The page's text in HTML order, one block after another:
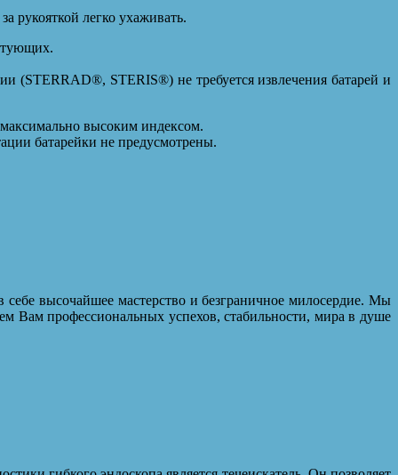
рукояткой легко ухаживать.
(STERRAD®, STERIS®) не требуется извлечения батарей и
высоким индексом.
батарейки не предусмотрены.
высочайшее мастерство и безграничное милосердие. Мы
Вам профессиональных успехов, стабильности, мира в душе